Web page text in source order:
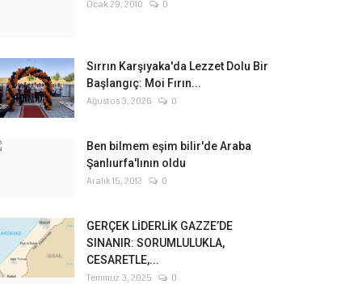
Ocak 29, 2010 0
Sırrın Karşıyaka'da Lezzet Dolu Bir
Başlangıç: Moi Fırın...
Ağustos 3, 2026 0
Ben bilmem eşim bilir'de Araba
Şanlıurfa'lının oldu
Aralık 15, 2012 0
GERÇEK LİDERLİK GAZZE’DE
SINANIR: SORUMLULUKLA,
CESARETLE,...
Temmuz 3, 2025 0